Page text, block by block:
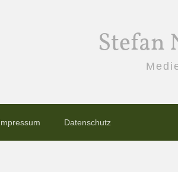
Stefan
Datenschutz